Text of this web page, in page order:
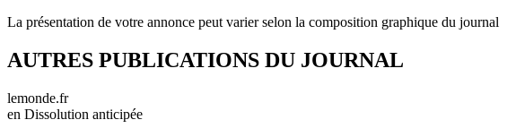
La présentation de votre annonce peut varier selon la composition graphique du journal
AUTRES PUBLICATIONS DU JOURNAL
lemonde.fr
en Dissolution anticipée